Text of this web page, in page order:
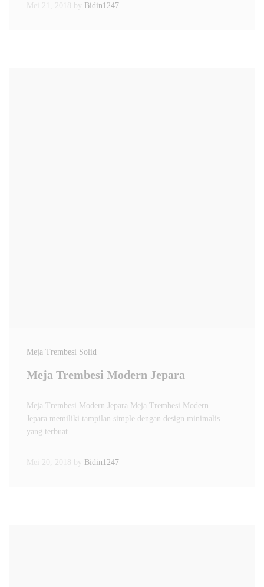
Mei 21, 2018 by Bidin1247
Meja Trembesi Solid
Meja Trembesi Modern Jepara
Meja Trembesi Modern Jepara Meja Trembesi Modern
Jepara memiliki tampilan simple dengan design minimalis
yang terbuat…
Mei 20, 2018 by Bidin1247